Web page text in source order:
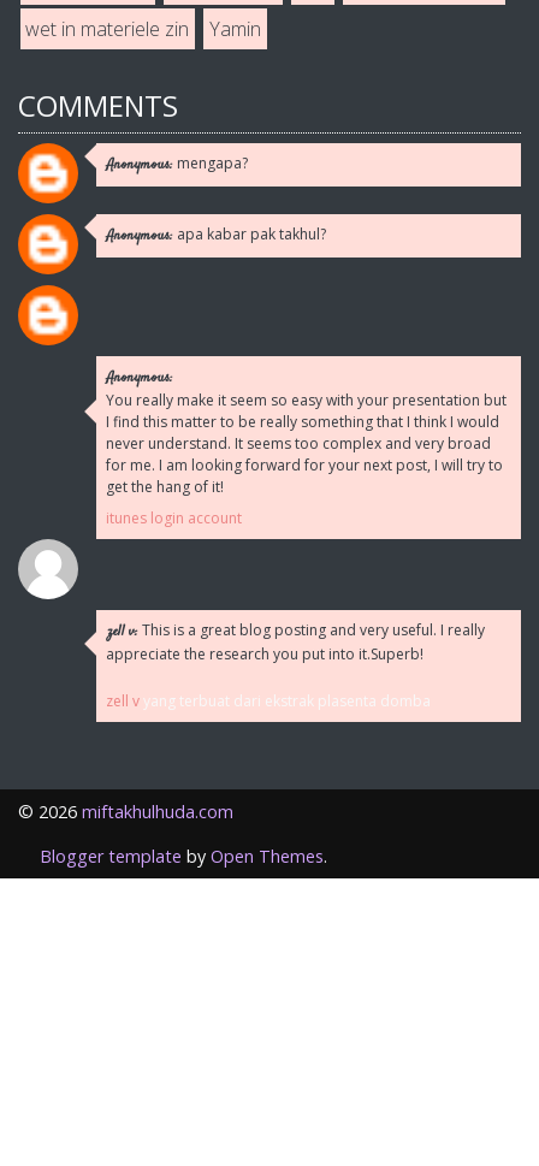
wet in materiele zin
Yamin
COMMENTS
Anonymous: mengapa?
Anonymous: apa kabar pak takhul?
Anonymous:
You really make it seem so easy with your presentation but
I find this matter to be really something that I think I would
never understand. It seems too complex and very broad
for me. I am looking forward for your next post, I will try to
get the hang of it!
itunes login account
zell v:This is a great blog posting and very useful. I really
appreciate the research you put into it.Superb!
zell vyang terbuat dari ekstrak plasenta domba
© 2026 miftakhulhuda.com
Blogger template by Open Themes.